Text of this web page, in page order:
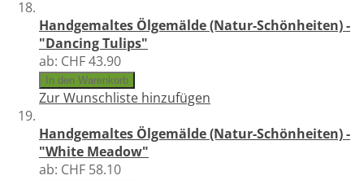
Handgemaltes Ölgemälde (Natur-Schönheiten) -
"Dancing Tulips"
ab: CHF 43.90
In den Warenkorb
Zur Wunschliste hinzufügen
Handgemaltes Ölgemälde (Natur-Schönheiten) -
"White Meadow"
ab: CHF 58.10